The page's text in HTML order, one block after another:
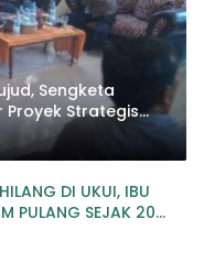
Sengketa
Proyek Strategis
Baru
DI UKUI, IBU
PULANG SEJAK 20